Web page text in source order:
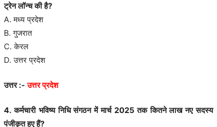
ट्रेन लॉन्च की है?
A. मध्य प्रदेश
B. गुजरात
C. केरल
D. उत्तर प्रदेश
उत्तर :-उत्तर प्रदेश
4. कर्मचारी भविष्य निधि संगठन में मार्च 2025 तक कितने लाख नए सदस्य
पंजीकृत हुए हैं?